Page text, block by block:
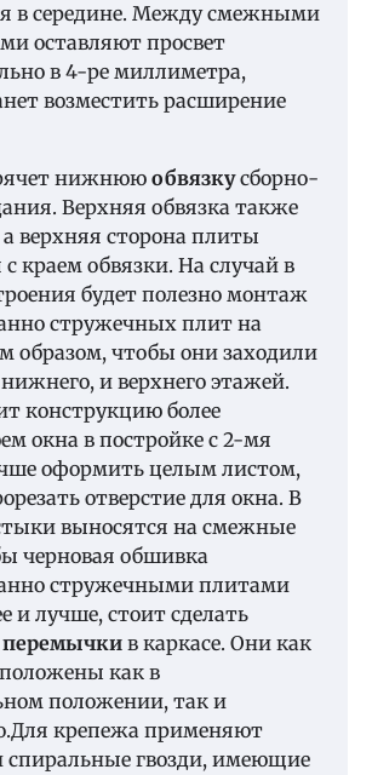
в середине. Между смежными
оставляют просвет
в 4-ре миллиметра,
возместить расширение
нижнюю обвязкусборно-
Верхняя обвязка также
верхняя сторона плиты
с краем обвязки. На случай в
будет полезно монтаж
стружечных плит на
образом, чтобы они заходили
и верхнего этажей.
конструкцию более
окна в постройке с 2-мя
оформить целым листом,
отверстие для окна. В
выносятся на смежные
черновая обшивка
стружечными плитами
и лучше, стоит сделать
перемычки в каркасе. Они как
как в
положении, так и
крепежа применяют
гвозди, имеющие